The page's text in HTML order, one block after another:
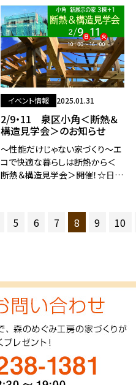
現地は真っ白な雪化粧でした。 そ
んなお足元の悪い中でしたが、３
組
イベント情報 2025.01.31
2/9・11 泉区小角＜断熱＆
構造見学会＞のお知らせ
～性能だけじゃない家づくり～エ
コで快適な暮らしは断熱から＜
断熱＆構造見学会＞開催！☆日時
市泉区小角字日陰6-1の一部※ご
予約はフリーダイヤル0
5 6 7 8 9 10